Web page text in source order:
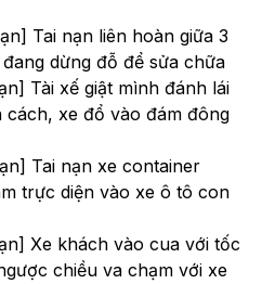
Tai nạn liên hoàn giữa 3
dừng đỗ để sửa chữa
Tài xế giật mình đánh lái
cách, xe đổ vào đám đông
Tai nạn xe container
trực diện vào xe ô tô con
Xe khách vào cua với tốc
chiều va chạm với xe